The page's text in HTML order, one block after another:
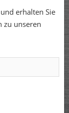
erhalten Sie
zu unseren